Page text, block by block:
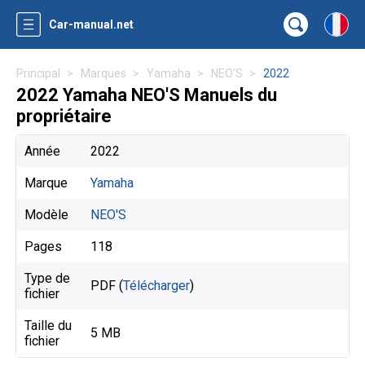
Car-manual.net
Principal Marques Yamaha NEO'S 2022
2022 Yamaha NEO'S Manuels du
propriétaire
Année 2022
Marque Yamaha
Modèle NEO'S
Pages 118
Type de
fichier
PDF (Télécharger)
Taille du
fichier
5 MB